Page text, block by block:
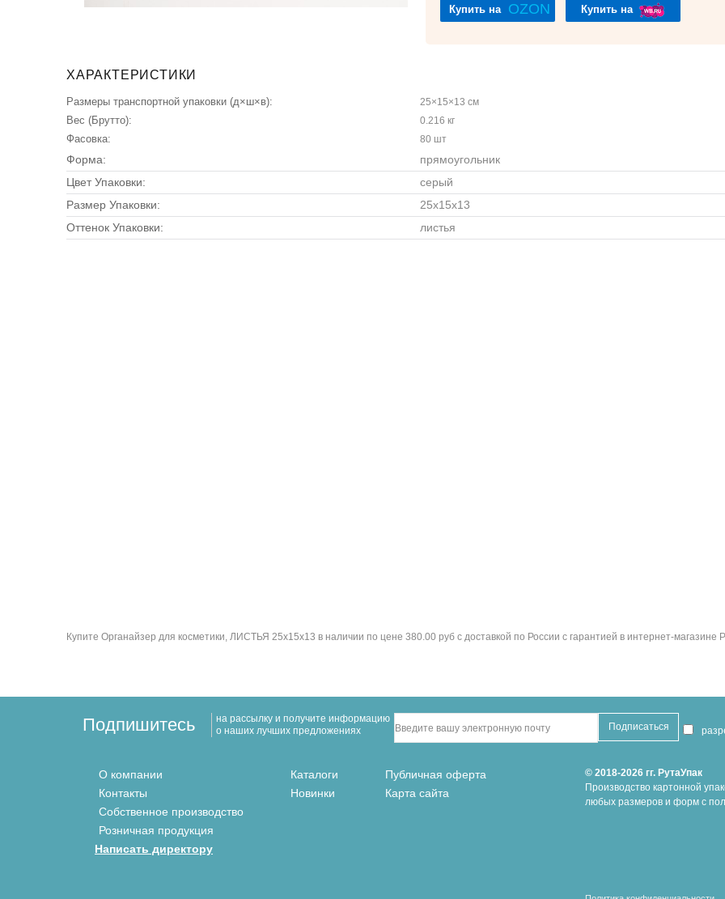
Купить на OZON Купить на
ХАРАКТЕРИСТИКИ
Размеры транспортной упаковки (д×ш×в): 25×15×13 см
Вес (Брутто): 0.216 кг
Фасовка: 80 шт
Форма:
прямоугольник
Цвет Упаковки:
серый
Размер Упаковки:
25x15x13
Оттенок Упаковки:
листья
Купите Органайзер для косметики, ЛИСТЬЯ 25x15x13 в наличии по цене 380.00 руб с доставкой по России с гарантией в интернет-магазине
Подпишитесь
на рассылку и получите информацию
о наших лучших предложениях
О компании
Контакты
Собственное производство
Розничная продукция
Каталоги
Новинки
Публичная оферта
Карта сайта
Написать директору
© 2018-2026 гг. РутаУпак
Производство картонной
любых размеров и форм с